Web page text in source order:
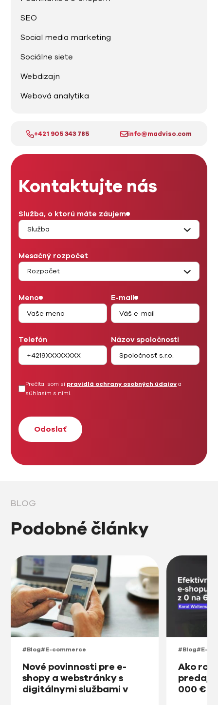
SEO
Social media marketing
Sociálne siete
Webdizajn
Webová analytika
+421 905 343 785 info@madviso.com
Kontaktujte nás
Služba, o ktorú máte záujem
Mesačný rozpočet
Meno E-mail
Telefón Názov spoločnosti
Prečítal som si pravidlá ochrany osobných údajova
súhlasím s nimi.
BLOG
Podobné články
#Blog#E-commerce
Nové povinnosti pre e-
shopy a webstránky s
digitálnymi službami v
#Blog#E-
Ako
000 € v